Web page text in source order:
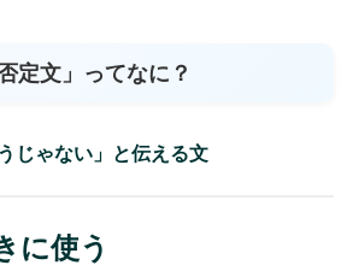
定文」ってなに？
じゃない」と伝える文
に使う